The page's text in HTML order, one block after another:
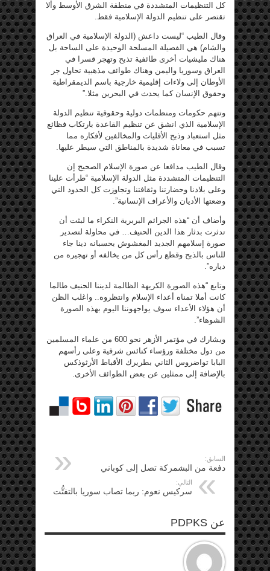
كل التنظيمات المتشددة في منطقة الشرق الأوسط وألا
تقتصر على تنظيم الدولة الإسلامية فقط.
وقال الطيب “ليست داعش (الدولة الإسلامية في العراق
والشام) هي الفصيلة المسلحة الوحيدة على الساحة بل
هناك مليشيات أخرى طائفية تذبح وتهجر قسرا في
العراق وسوريا واليمن وهناك طوائف مذهبية تحاول جر
الأوطان إلى ولاءات إقليمية خارجية باسم الديمقراطية
وحقوق الإنسان كما يحدث في البحرين مثلا.”
وتتهم حكومات ومنظمات دولية وحقوقية تنظيم الدولة
الإسلامية الذي انشق عن تنظيم القاعدة بارتكاب فظائع
مثل استعباد وذبح الأقليات والمخالفين لأفكاره مما
تسبب في معاناة شديدة بالمناطق التي سيطر عليها.
وقال الطيب مدافعا عن صورة الإسلام الصحيح إن
التنظيمات المتشددة مثل الدولة الإسلامية “طرأت علينا
وعلى بلادنا وحضارتنا وثقافتنا وتجاوزت كل الحدود التي
وضعتها الأديان والأعراف الإنسانية”.
وأضاف أن “هذه الجرائم البربرية النكراء ما لبثت أن
تدثرت بدثار هذا الدين الحنيف… في محاولة لتصدير
صورة إسلامهم الجديد المغشوش بحسبانه دينا جاء
للناس بالذبح وقطع رأس كل من يخالفه أو تهجيره من
دياره”.
وتابع “هذه الصورة الكريهة الظالمة لديننا الحنيف طالما
كانت أملا تمناه أعداء الإسلام وانتظروه.. واغلب الظن
أن هؤلاء الأعداء سوف يواجهوننا اليوم بهذه الصورة
الشوهاء”.
ويشارك في مؤتمر الأزهر نحو 600 من علماء المسلمين
من دول مختلفة ورؤساء كنائس شرقية وعلى رأسهم
البابا تواضروس الثاني بطريرك الأقباط الأرثوذكس
بالإضافة إلى ممثلين عن بعض الطوائف الأخرى.
السابق:
دفعة من البشمركة تصل إلى كوباني
التالي:
سركيس نعوم: ربما تصاب سوريا بالتفتُّت
عن PDPKS